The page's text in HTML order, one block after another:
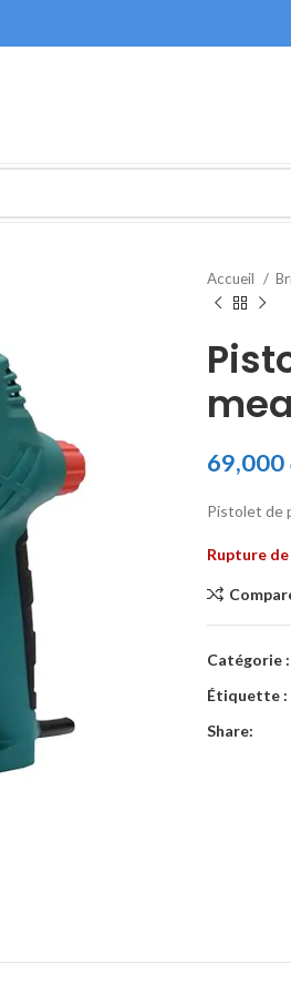
Accueil
Pistolet de
Rupture
Catégorie :
Étiquette :
Share: